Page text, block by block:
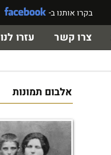
בקרו אותנו ב-
צרו קשר עזרו לנו
אלבום תמונות